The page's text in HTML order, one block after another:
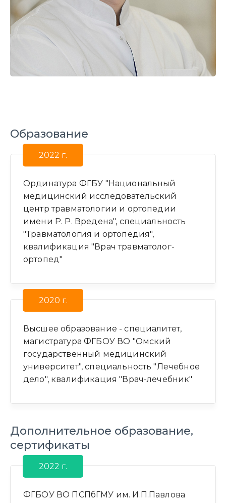
Образование
2022 г.
Ординатура ФГБУ "Национальный
медицинский исследовательский
центр травматологии и ортопедии
имени Р. Р. Вредена", специальность
"Травматология и ортопедия",
квалификация "Врач травматолог-
ортопед"
2020 г.
Высшее образование - специалитет,
магистратура ФГБОУ ВО "Омский
государственный медицинский
университет", специальность "Лечебное
дело", квалификация "Врач-лечебник"
Дополнительное образование,
сертификаты
2022 г.
ФГБОУ ВО ПСПбГМУ им. И.П.Павлова